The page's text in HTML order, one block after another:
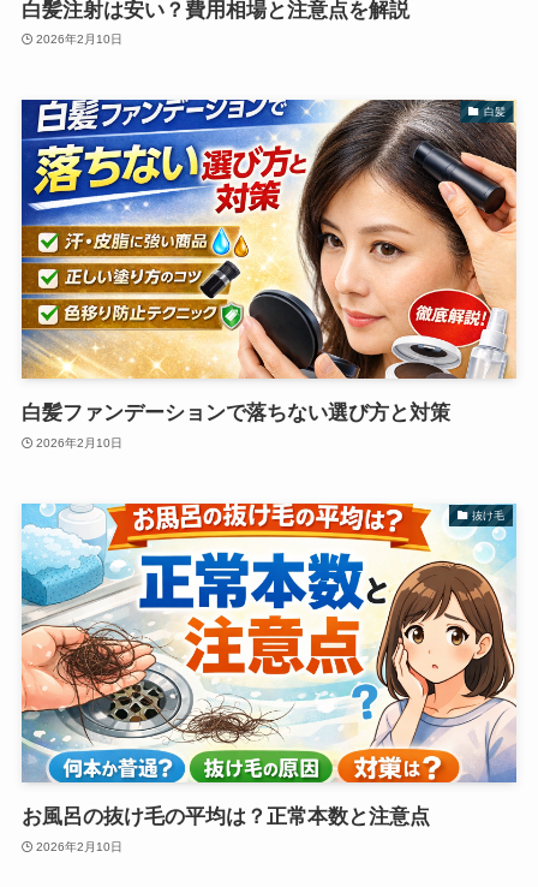
白髪注射は安い？費用相場と注意点を解説
2026年2月10日
白髪
白髪ファンデーションで落ちない選び方と対策
2026年2月10日
抜け毛
お風呂の抜け毛の平均は？正常本数と注意点
2026年2月10日